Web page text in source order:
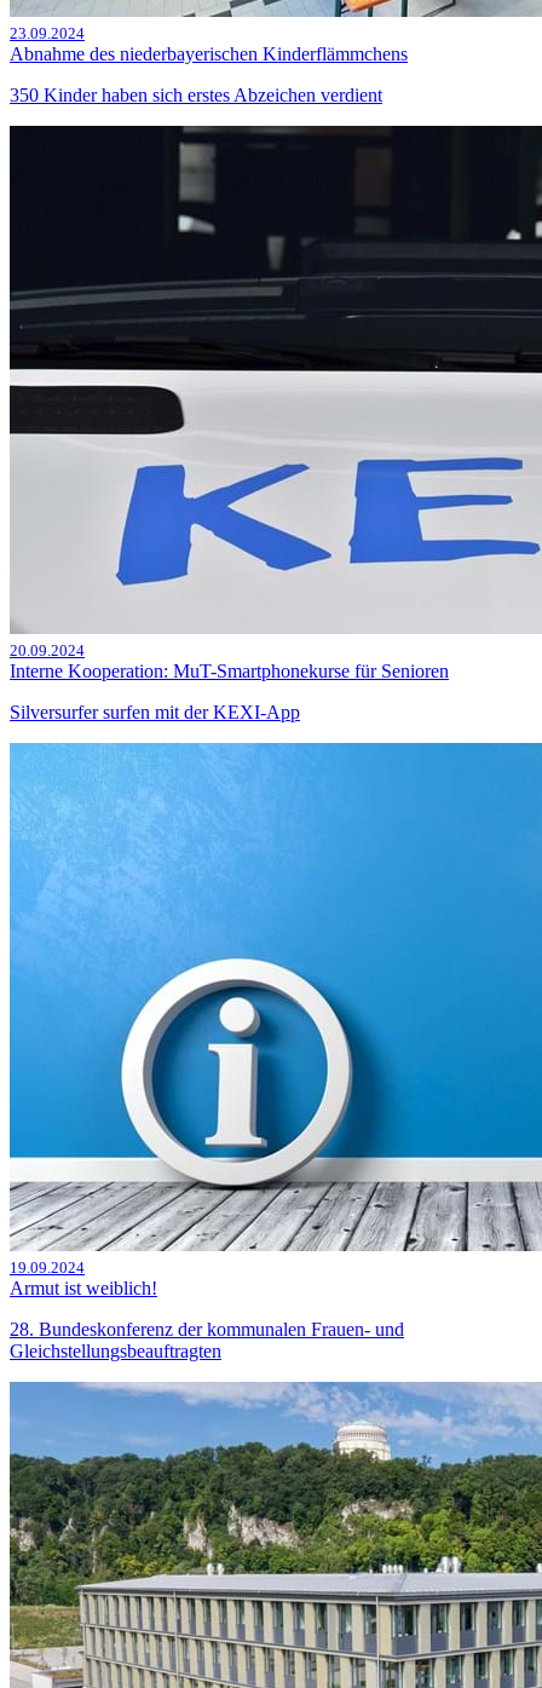
23.09.2024
Abnahme des niederbayerischen Kinderflämmchens
350 Kinder haben sich erstes Abzeichen verdient
20.09.2024
Interne Kooperation: MuT-Smartphonekurse für Senioren
Silversurfer surfen mit der KEXI-App
19.09.2024
Armut ist weiblich!
28. Bundeskonferenz der kommunalen Frauen- und
Gleichstellungsbeauftragten